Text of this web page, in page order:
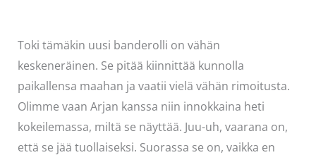
Toki tämäkin uusi banderolli on vähän
keskeneräinen. Se pitää kiinnittää kunnolla
paikallensa maahan ja vaatii vielä vähän rimoitusta.
Olimme vaan Arjan kanssa niin innokkaina heti
kokeilemassa, miltä se näyttää. Juu-uh, vaarana on,
että se jää tuollaiseksi. Suorassa se on, vaikka en